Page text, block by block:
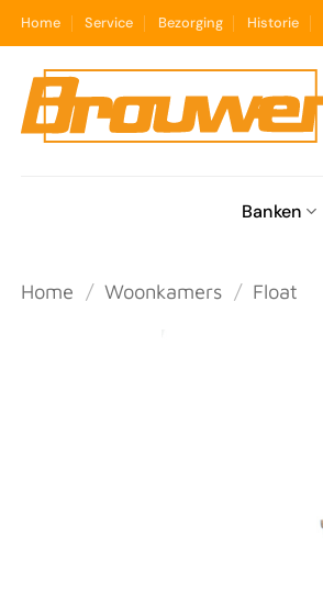
inhoud
Home Service Bezorging Historie
Banken
Home / Woonkamers / Float